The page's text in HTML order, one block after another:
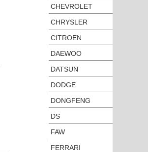
CHEVROLET
CHRYSLER
CITROEN
DAEWOO
DATSUN
DODGE
DONGFENG
DS
FAW
FERRARI